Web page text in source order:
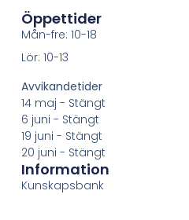
Öppettider
Mån-fre: 10-18
Lör: 10-13
Avvikandetider
14 maj - Stängt
6 juni - Stängt
19 juni - Stängt
20 juni - Stängt
Information
Kunskapsbank